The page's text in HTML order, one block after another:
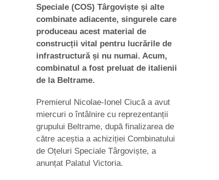
Speciale (COS) Târgoviște și alte
combinate adiacente, singurele care
produceau acest material de
construcții vital pentru lucrările de
infrastructură și nu numai. Acum,
combinatul a fost preluat de italienii
de la Beltrame.
Premierul Nicolae-Ionel Ciucă a avut
miercuri o întâlnire cu reprezentanții
grupului Beltrame, după finalizarea de
către aceștia a achiziției Combinatului
de Oțeluri Speciale Târgoviște, a
anunțat Palatul Victoria.